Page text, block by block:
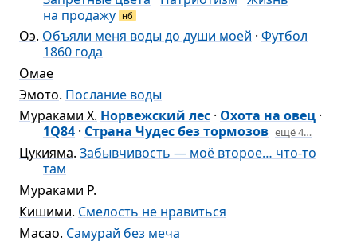
на продажу нб
Оэ. Объяли меня воды до души моей · Футбол
1860 года
Омае
Эмото. Послание воды
Мураками Х. Норвежский лес · Охота на овец ·
1Q84 · Страна Чудес без тормозов ещё 4…
Цукияма. Забывчивость — моё второе… что-то
там
Мураками Р.
Кишими. Смелость не нравиться
Масао. Самурай без меча